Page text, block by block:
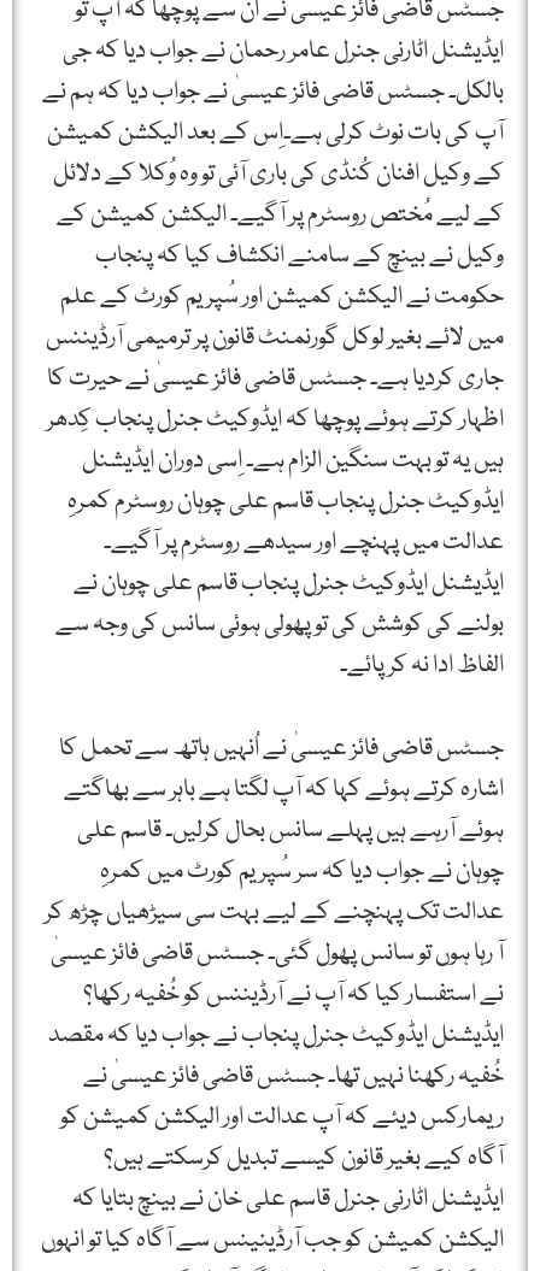
جسٹس قاضی فائز عیسیٰ نے اُن سے پوچھا کہ آپ تو
ایڈیشنل اٹارنی جنرل عامر رحمان نے جواب دیا کہ جی
بالکل۔ جسٹس قاضی فائز عیسیٰ نے جواب دیا کہ ہم نے
آپ کی بات نوٹ کرلی ہے۔اِس کے بعد الیکشن کمیشن
کے وکیل افنان کُنڈی کی باری آئی تو وہ وُکلا کے دلائل
کے لیے مُختص روسٹرم پر آگیے۔ الیکشن کمیشن کے
وکیل نے بینچ کے سامنے انکشاف کیا کہ پنجاب
حکومت نے الیکشن کمیشن اور سُپریم کورٹ کے علم
میں لائے بغیر لوکل گورنمنٹ قانون پر ترمیمی آرڈیننس
جاری کردیا ہے۔ جسٹس قاضی فائز عیسیٰ نے حیرت کا
اظہار کرتے ہوئے پوچھا کہ ایڈوکیٹ جنرل پنجاب کِدھر
ہیں یہ تو بہت سنگین الزام ہے۔ اِسی دوران ایڈیشنل
ایڈوکیٹ جنرل پنجاب قاسم علی چوہان روسٹرم کمرہِ
عدالت میں پہنچے اور سیدھے روسٹرم پر آگیے۔
ایڈیشنل ایڈوکیٹ جنرل پنجاب قاسم علی چوہان نے
بولنے کی کوشش کی تو پھولی ہوئی سانس کی وجہ سے
الفاظ ادا نہ کرپائے۔
جسٹس قاضی فائز عیسیٰ نے اُنہیں ہاتھ سے تحمل کا
اشارہ کرتے ہوئے کہا کہ آپ لگتا ہے باہر سے بھاگتے
ہوئے آرہے ہیں پہلے سانس بحال کرلیں۔ قاسم علی
چوہان نے جواب دیا کہ سر سُپریم کورٹ میں کمرہِ
عدالت تک پہنچنے کے لیے بہت سی سیڑھیاں چڑھ کر
آ رہا ہوں تو سانس پھول گئی۔ جسٹس قاضی فائز عیسیٰ
نے استفسار کیا کہ آپ نے آرڈیننس کو خُفیہ رکھا؟
ایڈیشنل ایڈوکیٹ جنرل پنجاب نے جواب دیا کہ مقصد
خُفیہ رکھنا نہیں تھا۔ جسٹس قاضی فائز عیسیٰ نے
ریمارکس دیئے کہ آپ عدالت اور الیکشن کمیشن کو
آگاہ کیے بغیر قانون کیسے تبدیل کرسکتے ہیں؟
ایڈیشنل اٹارنی جنرل قاسم علی خان نے بینچ بتایا کہ
الیکشن کمیشن کو جب آرڈینینس سے آگاہ کیا تو انہوں